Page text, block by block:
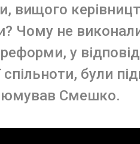
вищого
Чому не
реформи, у
спільноти, були
Смешко.